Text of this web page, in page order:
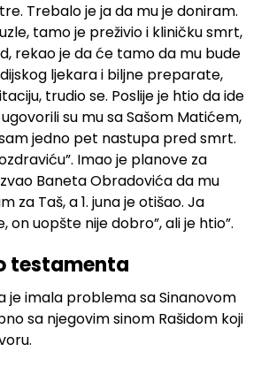
Trebalo je ja da mu je doniram.
tamo je preživio i kliničku smrt,
rekao je da će tamo da mu bude
ljekara i biljne preparate,
trudio se. Poslije je htio da ide
su mu sa Sašom Matićem,
jedno pet nastupa pred smrt.
Imao je planove za
Baneta Obradovića da mu
za Taš, a 1. juna je otišao. Ja
on uopšte nije dobro”, ali je htio”.
testamenta
je imala problema sa Sinanovom
sa njegovim sinom Rašidom koji